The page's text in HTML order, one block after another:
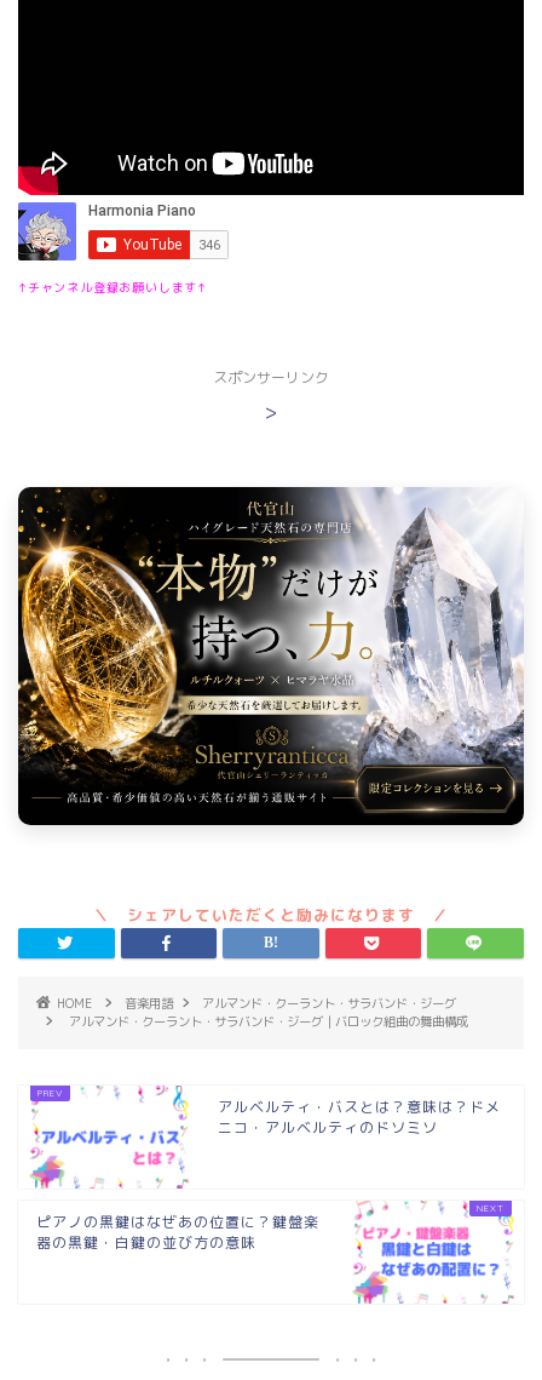
↑チャンネル登録お願いします↑
スポンサーリンク
>
HOME 音楽用語
アルマンド・クーラント・サラバンド・ジーグ
アルマンド・クーラント・サラバンド・ジーグ｜バロック組曲の舞曲構成
アルベルティ・バスとは？意味は？ドメ
ニコ・アルベルティのドソミソ
ピアノの黒鍵はなぜあの位置に？鍵盤楽
器の黒鍵・白鍵の並び方の意味